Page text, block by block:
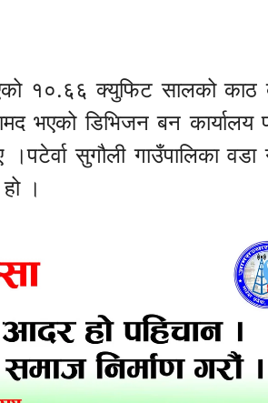
१०.६६ क्युफिट सालको काठ
भएको डिभिजन बन कार्यालय
सुगौली गाउँपालिका
।